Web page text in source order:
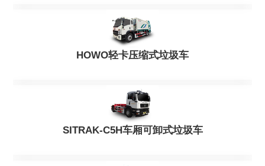
HOWO轻卡压缩式垃圾车
SITRAK-C5H车厢可卸式垃圾车